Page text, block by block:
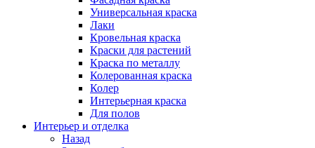
Универсальная краска
Лаки
Кровельная краска
Краски для растений
Краска по металлу
Колерованная краска
Колер
Интерьерная краска
Для полов
Интерьер и отделка
Назад